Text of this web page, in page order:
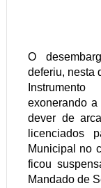
O
deferiu, nesta
exonerando
dever de
licenciados
Municipal no
ficou
Mandado de